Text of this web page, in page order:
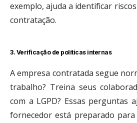
exemplo, ajuda a identificar
contratação.
3. Verificação de políticas internas
A empresa contratada segue
trabalho? Treina seus
com a LGPD? Essas perguntas
fornecedor está preparado